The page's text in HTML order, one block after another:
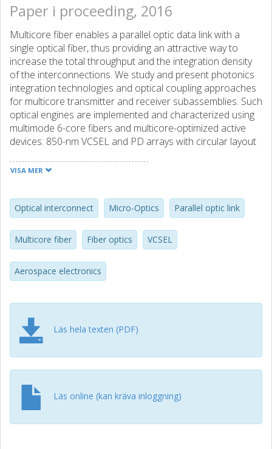
Paper i proceeding, 2016
Multicore fiber enables a parallel optic data link with a
single optical fiber, thus providing an attractive way to
increase the total throughput and the integration density
of the interconnections. We study and present photonics
integration technologies and optical coupling approaches
for multicore transmitter and receiver subassemblies. Such
optical engines are implemented and characterized using
multimode 6-core fibers and multicore-optimized active
devices: 850-nm VCSEL and PD arrays with circular layout
developed for bit-rates of 25 Gbps/channel and beyond,
for harsh environment applications, including space.
VISA MER
Optical interconnect Micro-Optics Parallel optic link
Multicore fiber Fiber optics VCSEL
Aerospace electronics
Läs hela texten (PDF)
Läs online (kan kräva inloggning)